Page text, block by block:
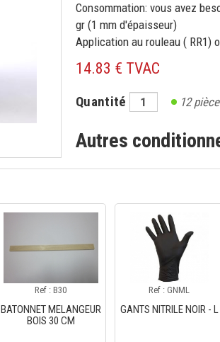
Consommation: vous avez
gr (1 mm d'épaisseur)
Application au rouleau ( RR1)
14.83 € TVAC
Quantité 12
Autres
Ref : B30
BATONNET MELANGEUR
BOIS 30 CM
Ref : GNML
GANTS NITRILE NOIR - L